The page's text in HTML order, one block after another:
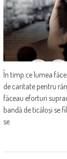
În timp ce lumea
de caritate pentru
făceau eforturi
bandă de ticăloși se
se